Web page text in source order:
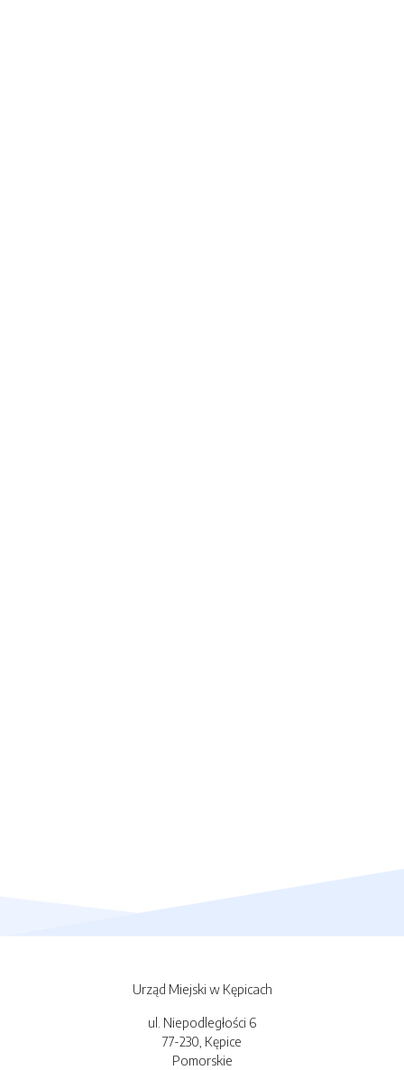
Urząd Miejski w Kępicach
ul. Niepodległości 6
77-230, Kępice
Pomorskie